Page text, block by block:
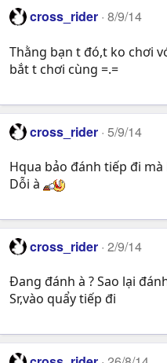
cross_rider 8/9/14
Thằng bạn t đó,t ko chơi
bắt t chơi cùng =.=
cross_rider 5/9/14
Hqua bảo đánh tiếp đi
Dỗi à
cross_rider 2/9/14
Đang đánh à ? Sao lại
Sr,vào quẩy tiếp đi